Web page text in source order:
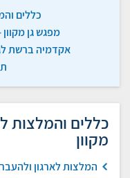
כללים
מפגש גן
אקדמיה ברשת
כללים והמלצות
מקוון
המלצות לארגון